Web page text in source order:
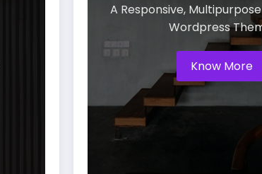
A Responsive,
Wordpress
Know More